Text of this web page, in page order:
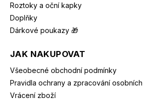
Roztoky a oční kapky
Doplňky
Dárkové poukazy 🎁
JAK NAKUPOVAT
Všeobecné obchodní podmínky
Pravidla ochrany a zpracování osobních
Vrácení zboží